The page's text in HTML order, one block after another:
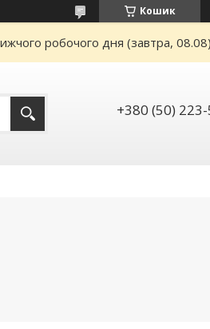
Кошик
робочого дня (завтра,
+380 (50)